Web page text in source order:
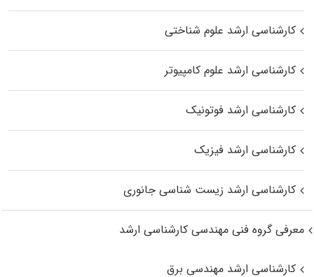
کارشناسی ارشد علوم شناختی
کارشناسی ارشد علوم کامپیوتر
کارشناسی ارشد فوتونیک
کارشناسی ارشد فیزیک
کارشناسی ارشد زیست‌ شناسی جانوری
معرفی گروه فنی مهندسی کارشناسی ارشد
کارشناسی ارشد مهندسی برق